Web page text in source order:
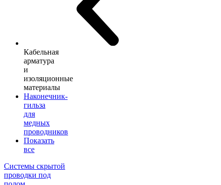
Кабельная
арматура
и
изоляционные
материалы
Наконечник-
гильза
для
медных
проводников
Показать
все
Системы скрытой
проводки под